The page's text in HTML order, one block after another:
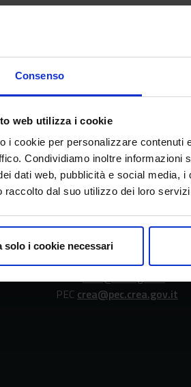
Consenso
web utilizza i cookie
i cookie per personalizzare contenuti
Condividiamo inoltre
dati web, pubblicità e social media,
raccolto dal suo utilizzo dei loro
solo i cookie necessari
qualche minuto.
CREA
Contatti
tel. + 39 06 478361
emailcrea@crea.gov.it
PEC crea@pec.crea.gov.it